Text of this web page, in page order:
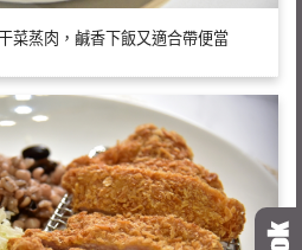
菜蒸肉，鹹香下飯又適合帶便當